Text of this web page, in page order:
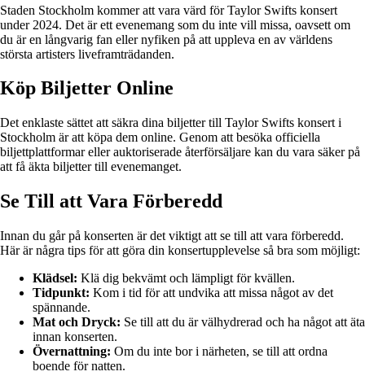
Staden Stockholm kommer att vara värd för Taylor Swifts konsert
under 2024. Det är ett evenemang som du inte vill missa, oavsett om
du är en långvarig fan eller nyfiken på att uppleva en av världens
största artisters liveframträdanden.
Köp Biljetter Online
Det enklaste sättet att säkra dina biljetter till Taylor Swifts konsert i
Stockholm är att köpa dem online. Genom att besöka officiella
biljettplattformar eller auktoriserade återförsäljare kan du vara säker på
att få äkta biljetter till evenemanget.
Se Till att Vara Förberedd
Innan du går på konserten är det viktigt att se till att vara förberedd.
Här är några tips för att göra din konsertupplevelse så bra som möjligt:
Klädsel: Klä dig bekvämt och lämpligt för kvällen.
Tidpunkt: Kom i tid för att undvika att missa något av det
spännande.
Mat och Dryck: Se till att du är välhydrerad och ha något att äta
innan konserten.
Övernattning: Om du inte bor i närheten, se till att ordna
boende för natten.